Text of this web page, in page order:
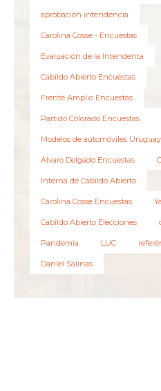
aprobación intendencia
Carolina Cosse - Encuestas
Evaluación de la Intendenta
Cabildo Abierto Encuestas
Frente Amplio Encuestas
Partido Colorado Encuestas
Modelos de automóviles Uruguay
Álvaro Delgado Encuestas
Interna de Cabildo Abierto
Carolina Cosse Encuestas
Cabildo Abierto Elecciones
Pandemia LUC
Daniel Salinas